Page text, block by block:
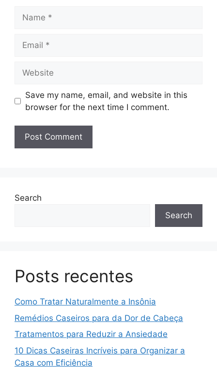
Save my name, email, and website in this
browser for the next time I comment.
Search
Search
Posts recentes
Como Tratar Naturalmente a Insônia
Remédios Caseiros para da Dor de Cabeça
Tratamentos para Reduzir a Ansiedade
10 Dicas Caseiras Incríveis para Organizar a
Casa com Eficiência